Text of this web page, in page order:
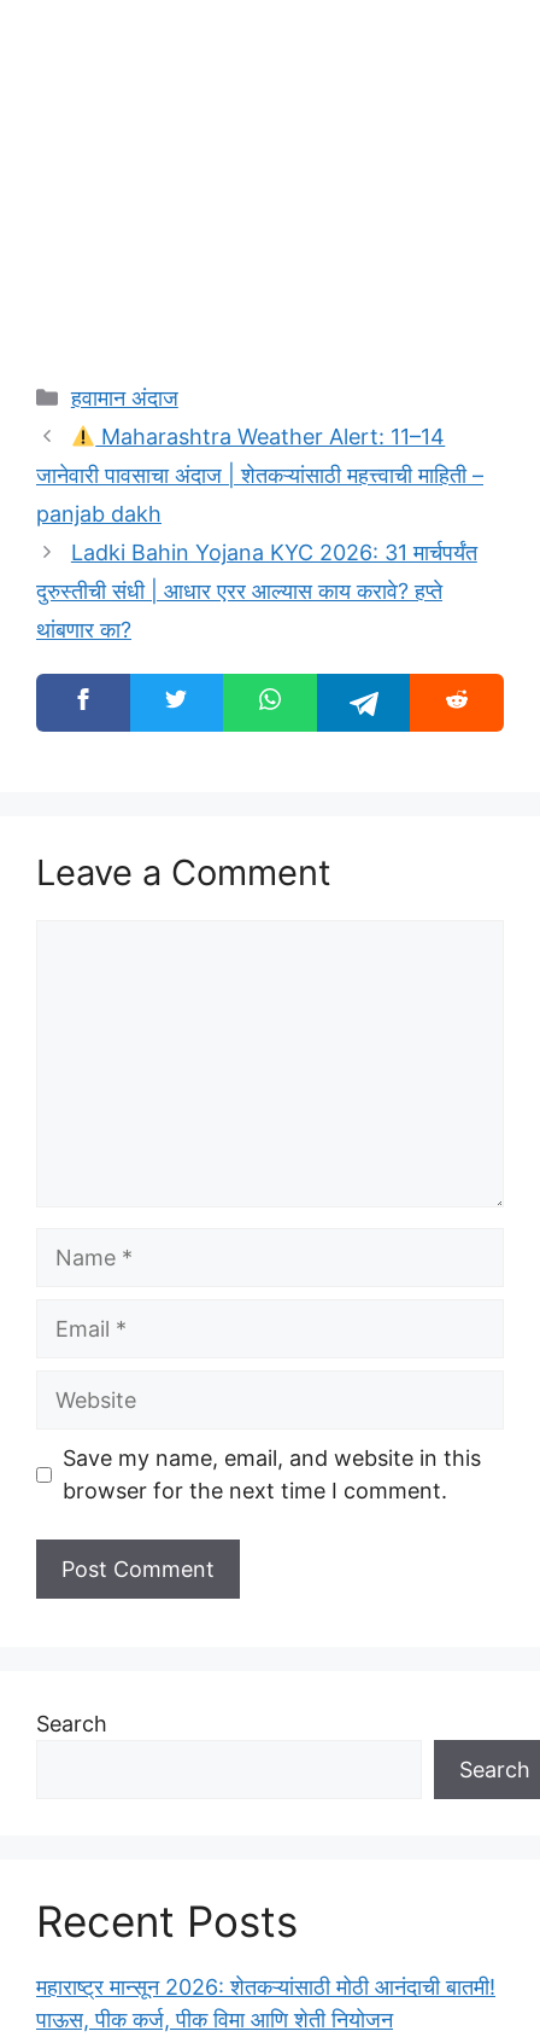
Categories
हवामान अंदाज
Maharashtra Weather Alert: 11–14
जानेवारी पावसाचा अंदाज | शेतकऱ्यांसाठी महत्त्वाची माहिती –
panjab dakh
Ladki Bahin Yojana KYC 2026: 31 मार्चपर्यंत
दुरुस्तीची संधी | आधार एरर आल्यास काय करावे? हप्ते
थांबणार का?
Leave a Comment
Website
Save my name, email, and website in this
browser for the next time I comment.
Search
Search
Recent Posts
महाराष्ट्र मान्सून 2026: शेतकऱ्यांसाठी मोठी आनंदाची बातमी!
पाऊस, पीक कर्ज, पीक विमा आणि शेती नियोजन